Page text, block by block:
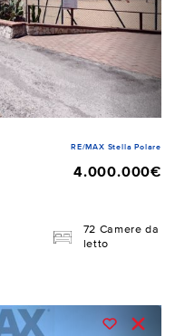
RE/MAX Stella Polare
4.000.000€
72 Camere da
letto